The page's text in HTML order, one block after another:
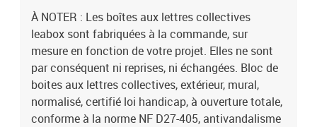
poste local. En cas de rénovation, il suffit de récupérer la serrure
normalisée La Poste installée sur le bloc remplacé. Bon à savoir : il
existe 19 Pass La Poste différents, variables d'un quartier à un
autre, selon la tournée du facteur.
À NOTER : Les boîtes aux lettres collectives
leabox sont fabriquées à la commande, sur
mesure en fonction de votre projet. Elles ne sont
par conséquent ni reprises, ni échangées. Bloc de
boites aux lettres collectives, extérieur, mural,
normalisé, certifié loi handicap, à ouverture totale,
conforme à la norme NF D27-405, antivandalisme